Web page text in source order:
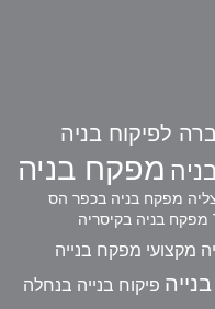
לפיקוח בניה
מפקח בניה
מפקח בניה בכפר הס
מפקח בניה בקיסריה
מקצועי מפקח בנייה
פיקוח בנייה בנחלה